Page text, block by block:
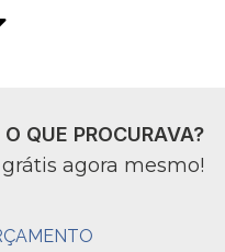
QUE PROCURAVA?
agora mesmo!